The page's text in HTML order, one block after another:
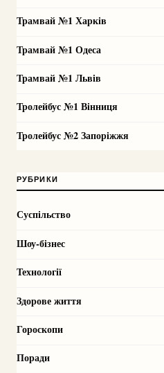
Трамвай №1 Харків
Трамвай №1 Одеса
Трамвай №1 Львів
Тролейбус №1 Вінниця
Тролейбус №2 Запоріжжя
РУБРИКИ
Суспільство
Шоу-бізнес
Технології
Здорове життя
Гороскопи
Поради